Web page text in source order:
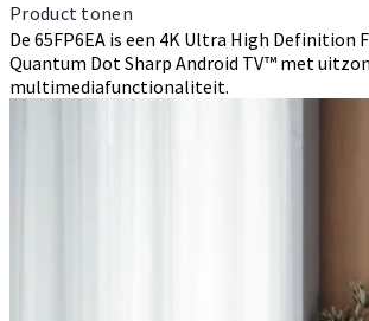
Product tonen
De 65FP6EA is een 4K Ultra High Definition
Quantum Dot Sharp Android TV™ met
multimediafunctionaliteit.